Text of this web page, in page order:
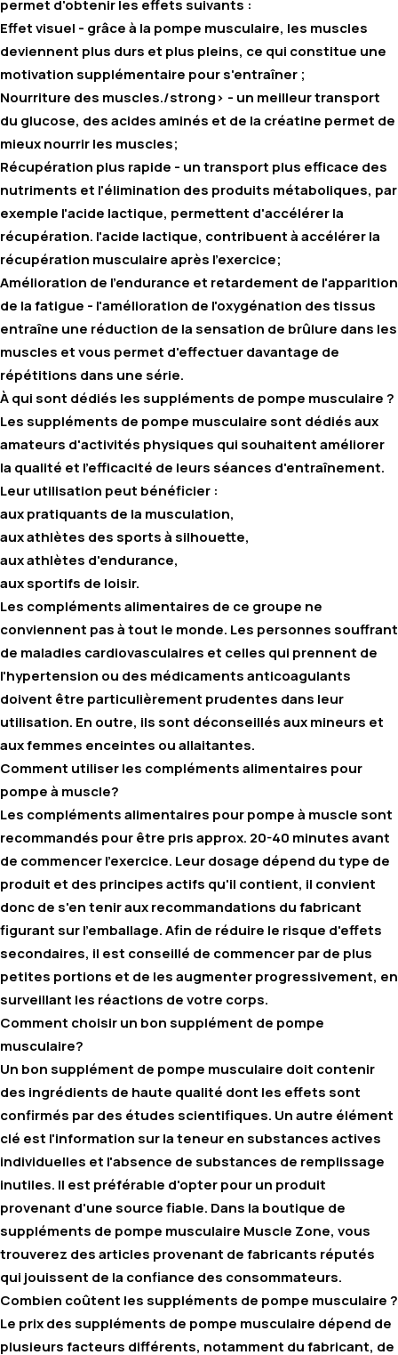
permet d'obtenir les effets suivants :
Effet visuel - grâce à la pompe musculaire, les muscles
deviennent plus durs et plus pleins, ce qui constitue une
motivation supplémentaire pour s'entraîner ;
Nourriture des muscles./strong> - un meilleur transport
du glucose, des acides aminés et de la créatine permet de
mieux nourrir les muscles;
Récupération plus rapide - un transport plus efficace des
nutriments et l'élimination des produits métaboliques, par
exemple l'acide lactique, permettent d'accélérer la
récupération. l'acide lactique, contribuent à accélérer la
récupération musculaire après l'exercice;
Amélioration de l'endurance et retardement de l'apparition
de la fatigue - l'amélioration de l'oxygénation des tissus
entraîne une réduction de la sensation de brûlure dans les
muscles et vous permet d'effectuer davantage de
répétitions dans une série.
À qui sont dédiés les suppléments de pompe musculaire ?
Les suppléments de pompe musculaire sont dédiés aux
amateurs d'activités physiques qui souhaitent améliorer
la qualité et l'efficacité de leurs séances d'entraînement.
Leur utilisation peut bénéficier :
aux pratiquants de la musculation,
aux athlètes des sports à silhouette,
aux athlètes d'endurance,
aux sportifs de loisir.
Les compléments alimentaires de ce groupe ne
conviennent pas à tout le monde. Les personnes souffrant
de maladies cardiovasculaires et celles qui prennent de
l'hypertension ou des médicaments anticoagulants
doivent être particulièrement prudentes dans leur
utilisation. En outre, ils sont déconseillés aux mineurs et
aux femmes enceintes ou allaitantes.
Comment utiliser les compléments alimentaires pour
pompe à muscle?
Les compléments alimentaires pour pompe à muscle sont
recommandés pour être pris approx. 20-40 minutes avant
de commencer l'exercice. Leur dosage dépend du type de
produit et des principes actifs qu'il contient, il convient
donc de s'en tenir aux recommandations du fabricant
figurant sur l'emballage. Afin de réduire le risque d'effets
secondaires, il est conseillé de commencer par de plus
petites portions et de les augmenter progressivement, en
surveillant les réactions de votre corps.
Comment choisir un bon supplément de pompe
musculaire?
Un bon supplément de pompe musculaire doit contenir
des ingrédients de haute qualité dont les effets sont
confirmés par des études scientifiques. Un autre élément
clé est l'information sur la teneur en substances actives
individuelles et l'absence de substances de remplissage
inutiles. Il est préférable d'opter pour un produit
provenant d'une source fiable. Dans la boutique de
suppléments de pompe musculaire Muscle Zone, vous
trouverez des articles provenant de fabricants réputés
qui jouissent de la confiance des consommateurs.
Combien coûtent les suppléments de pompe musculaire ?
Le prix des suppléments de pompe musculaire dépend de
plusieurs facteurs différents, notamment du fabricant, de